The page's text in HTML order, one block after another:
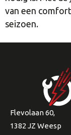
van een
seizoen.
Flevolaan 60,
1382 JZ Weesp